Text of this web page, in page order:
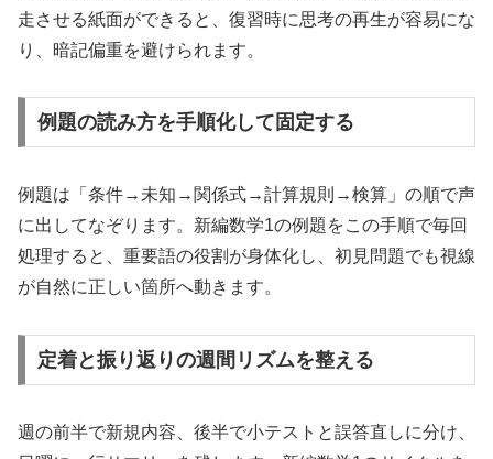
走させる紙面ができると、復習時に思考の再生が容易にな
り、暗記偏重を避けられます。
例題の読み方を手順化して固定する
例題は「条件→未知→関係式→計算規則→検算」の順で声
に出してなぞります。新編数学1の例題をこの手順で毎回
処理すると、重要語の役割が身体化し、初見問題でも視線
が自然に正しい箇所へ動きます。
定着と振り返りの週間リズムを整える
週の前半で新規内容、後半で小テストと誤答直しに分け、